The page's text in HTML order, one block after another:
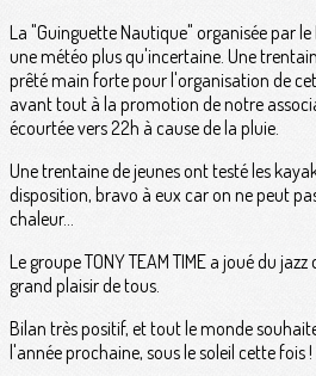
La "Guinguette Nautique" organisée par le
une météo plus qu'incertaine. Une
prêté main forte pour l'organisation de
avant tout à la promotion de notre
écourtée vers 22h à cause de la pluie.
Une trentaine de jeunes ont testé les
disposition, bravo à eux car on ne peut
chaleur...
Le groupe TONY TEAM TIME a joué du
grand plaisir de tous.
Bilan très positif, et tout le monde
l'année prochaine, sous le soleil cette fois !